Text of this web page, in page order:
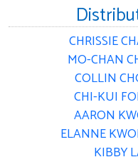
CHRISSIE
MO-CHAN
COLLIN
CHI-KUI
AARON
ELANNE
KIBBY